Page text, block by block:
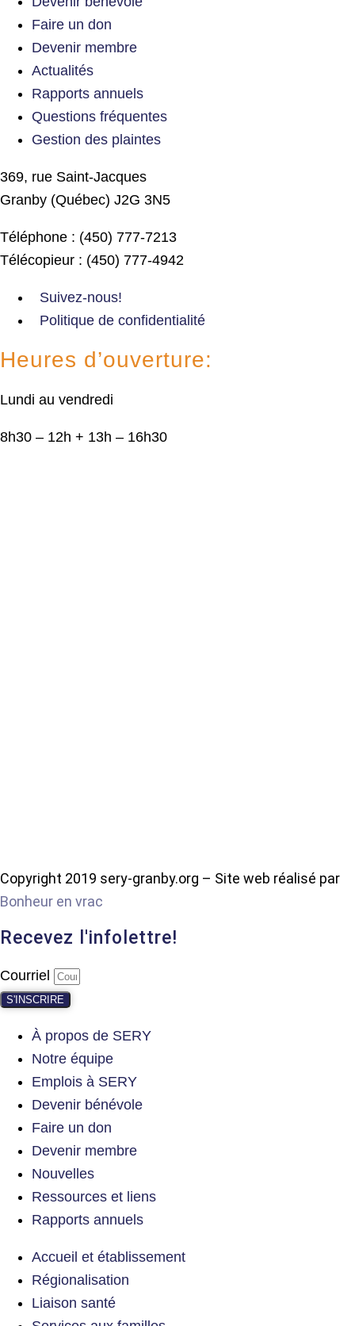
Faire un don
Devenir membre
Actualités
Rapports annuels
Questions fréquentes
Gestion des plaintes
369, rue Saint-Jacques
Granby (Québec) J2G 3N5
Téléphone : (450) 777-7213
Télécopieur : (450) 777-4942
Suivez-nous!
Politique de confidentialité
Heures d’ouverture:
Lundi au vendredi
8h30 – 12h + 13h – 16h30
Copyright 2019 sery-granby.org – Site web réalisé par
Bonheur en vrac
Recevez l'infolettre!
Courriel
S'INSCRIRE
À propos de SERY
Notre équipe
Emplois à SERY
Devenir bénévole
Faire un don
Devenir membre
Nouvelles
Ressources et liens
Rapports annuels
Accueil et établissement
Régionalisation
Liaison santé